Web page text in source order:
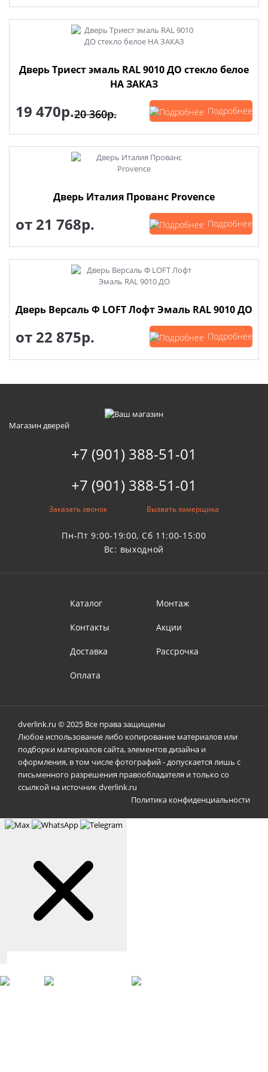
Дверь Триест эмаль RAL 9010 ДО стекло белое
НА ЗАКАЗ
19 470р.20 360р. Подробнее
Дверь Италия Прованс Provence
от 21 768р. Подробнее
Дверь Версаль Ф LOFT Лофт Эмаль RAL 9010 ДО
от 22 875р. Подробнее
Магазин дверей
+7 (901) 388-51-01
+7 (901) 388-51-01
Заказать звонок Вызвать замерщика
Пн-Пт 9:00-19:00, Сб 11:00-15:00
Вс: выходной
Каталог
Контакты
Доставка
Оплата
Монтаж
Акции
Рассрочка
dverlink.ru © 2025 Все права защищены
Любое использование либо копирование материалов или
подборки материалов сайта, элементов дизайна и
оформления, в том числе фотографий - допускается лишь с
письменного разрешения правообладателя и только со
ссылкой на источник dverlink.ru
Политика конфиденциальности